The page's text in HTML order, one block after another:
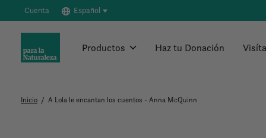
Cuenta Español
Productos Haz tu Donación
Inicio / A Lola le encantan los cuentos - Anna McQuinn